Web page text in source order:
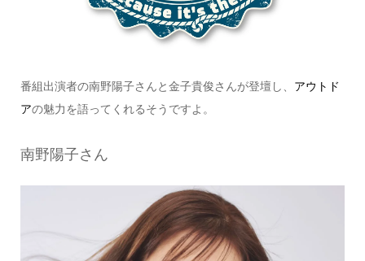
番組出演者の南野陽子さんと金子貴俊さんが登壇し、 アウトド
アの魅力を語ってくれるそうですよ。
南野陽子さん